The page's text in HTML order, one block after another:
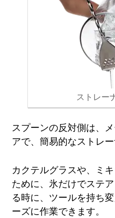
ストレー
スプーンの反対側は、
アで、簡易的なストレ
カクテルグラスや、ミ
ために、氷だけでステ
る時に、ツールを持ち
ーズに作業できます。